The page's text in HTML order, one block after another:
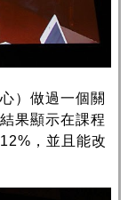
）做過一個關
果顯示在課程
，並且能改